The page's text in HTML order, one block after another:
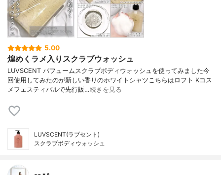
5.00
煌めくラメ入りスクラブウォッシュ
LUVSCENT パフュームスクラブボディウォッシュを使ってみました今
回使用してみたのが新しい香りのホワイトシャツこちらはロフト Kコス
メフェスティバルで先行販…続きを見る
LUVSCENT(ラブセント)
スクラブボディウォッシュ